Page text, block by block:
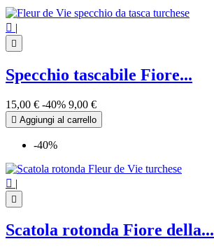
 |

Specchio tascabile Fiore...
15,00 € -40% 9,00 €
 Aggiungi al carrello
-40%
 |

Scatola rotonda Fiore della...